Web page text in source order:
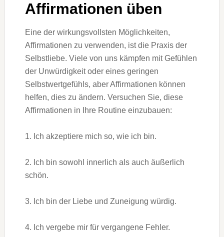
Affirmationen üben
Eine der wirkungsvollsten Möglichkeiten,
Affirmationen zu verwenden, ist die Praxis der
Selbstliebe. Viele von uns kämpfen mit Gefühlen
der Unwürdigkeit oder eines geringen
Selbstwertgefühls, aber Affirmationen können
helfen, dies zu ändern. Versuchen Sie, diese
Affirmationen in Ihre Routine einzubauen:
1. Ich akzeptiere mich so, wie ich bin.
2. Ich bin sowohl innerlich als auch äußerlich
schön.
3. Ich bin der Liebe und Zuneigung würdig.
4. Ich vergebe mir für vergangene Fehler.